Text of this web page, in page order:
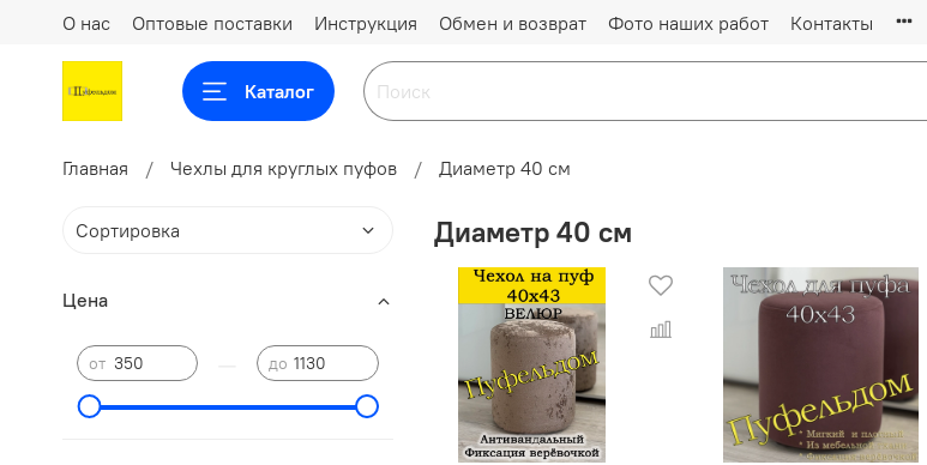
О нас Оптовые поставки Инструкция Обмен и возврат Фото наших работ Контакты
Каталог
Главная Чехлы для круглых пуфов Диаметр 40 см
Диаметр 40 см
Цена
от до